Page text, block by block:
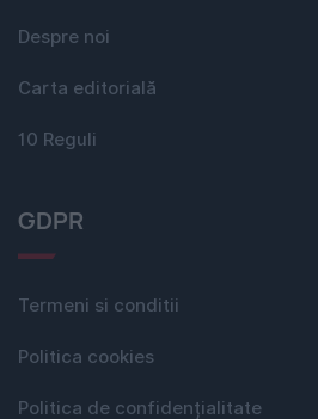
Despre noi
Carta editorială
10 Reguli
GDPR
Termeni si conditii
Politica cookies
Politica de confidențialitate